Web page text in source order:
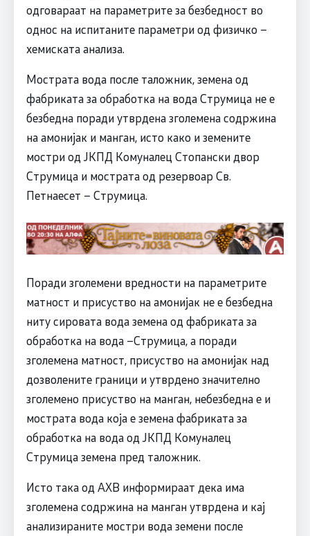
одговараат на параметрите за безбедност во
однос на испитаните параметри од физичко –
хемиската анализа.
Мострата вода после таложник, земена од
фабриката за обработка на вода Струмица не е
безбедна поради утврдена зголемена содржина
на амонијак и манган, исто како и земените
мостри од ЈКПД Комуналец Стопански двор
Струмица и мострата од резервоар Св.
Петнаесет – Струмица.
Поради зголемени вредности на параметрите
матност и присуство на амонијак не е безбедна
ниту сировата вода земена од фабриката за
обработка на вода –Струмица, а поради
зголемена матност, присуство на амонијак над
дозволените граници и утврдено значително
зголемено присуство на манган, небезбедна е и
мострата вода која е земена фабриката за
обработка на вода од ЈКПД Комуналец
Струмица земена пред таложник.
Исто така од АХВ информираат дека има
зголемена содржина на манган утврдена и кај
анализираните мостри вода земени после